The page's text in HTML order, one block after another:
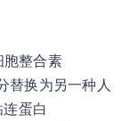
整合素
替换为另一种人
蛋白